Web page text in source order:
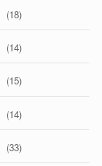
(18)
(14)
(15)
(14)
(33)